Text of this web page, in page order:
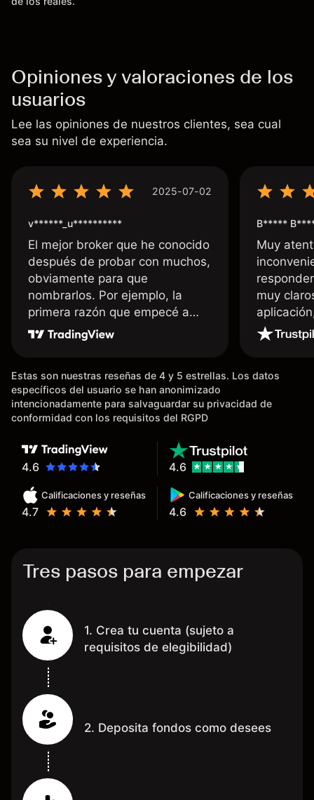
Opiniones y valoraciones de los
usuarios
Lee las opiniones de nuestros clientes, sea cual
sea su nivel de experiencia.
2025-07-02
v******_u**********
El mejor broker que he conocido
después de probar con muchos,
obviamente para que
nombrarlos. Por ejemplo, la
primera razón que empecé a
usar Capital fue la llegada de mi
dinero de inmediato a mi cuenta
existentes en el mercado que
tardan días o tienen mucha
burocracia; y la segunda razón,
hecho de operar en un mercado
determinado, debido a los
spread y al volumen existente.
Mientras más activo seas, más
dinero te reembolsa. Muchas
B*****
Muy
muy
Estas son nuestras reseñas de 4 y 5 estrellas. Los datos
específicos del usuario se han anonimizado
intencionadamente para salvaguardar su privacidad de
conformidad con los requisitos del RGPD
4.6
Calificaciones y reseñas
4.7
Calificaciones y reseñas
4.6
4.6
Tres pasos para empezar
1. Crea tu cuenta (sujeto a
requisitos de elegibilidad)
2. Deposita fondos como desees